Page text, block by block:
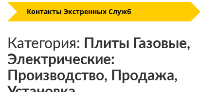
Категория: Плиты Газовые,
Электрические:
Производство, Продажа,
Контакты Экстренных Служб